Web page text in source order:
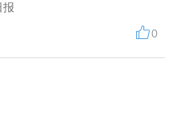
报
0